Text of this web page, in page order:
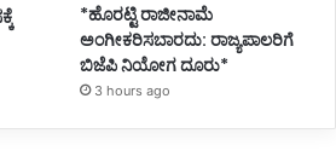
*ಹೊರಟ್ಟಿ ರಾಜೀನಾಮೆ
ಅಂಗೀಕರಿಸಬಾರದು: ರಾಜ್ಯಪಾಲರಿಗೆ
ಬಿಜೆಪಿ ನಿಯೋಗ ದೂರು*
3 hours ago